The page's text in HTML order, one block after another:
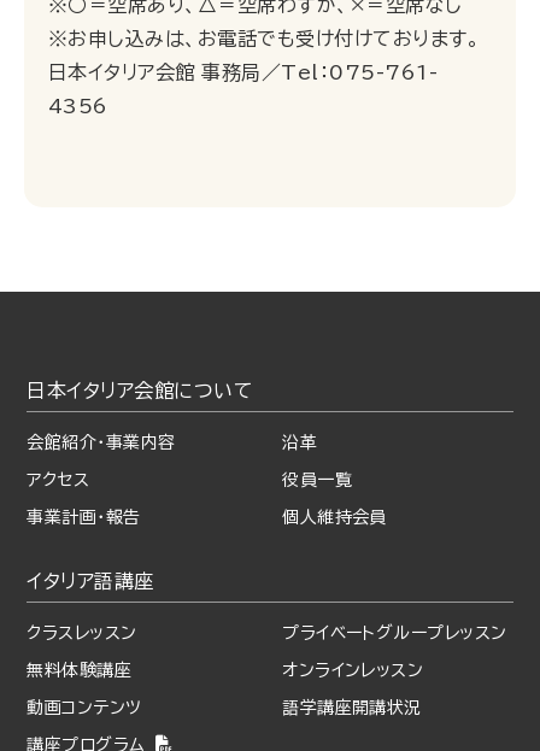
※○＝空席あり、△＝空席わずか、×＝空席なし
※お申し込みは、お電話でも受け付けております。
日本イタリア会館 事務局／Tel：075-761-
4356
日本イタリア会館について
会館紹介・事業内容 沿革
アクセス 役員一覧
事業計画・報告 個人維持会員
イタリア語講座
クラスレッスン プライベート グループレッスン
無料体験講座 オンラインレッスン
動画コンテンツ 語学講座開講状況
講座プログラム